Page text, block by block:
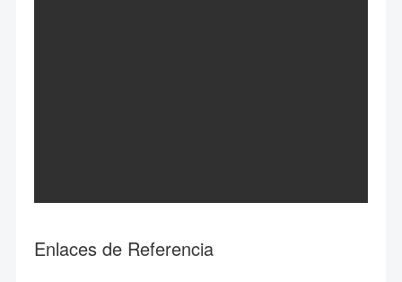
Enlaces de Referencia